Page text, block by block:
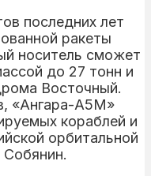
последних лет
ракеты
носитель сможет
до 27 тонн и
Восточный.
«Ангара-А5М»
кораблей и
орбитальной
Собянин.